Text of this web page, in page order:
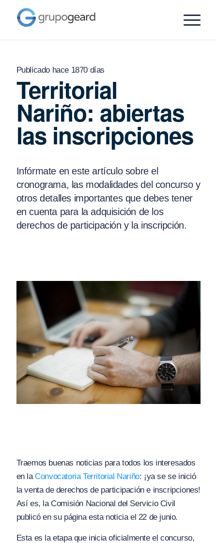
Publicado hace 1870 días
Territorial
Nariño: abiertas
las inscripciones
Infórmate en este artículo sobre el
cronograma, las modalidades del concurso y
otros detalles importantes que debes tener
en cuenta para la adquisición de los
derechos de participación y la inscripción.
Traemos buenas noticias para todos los interesados
en laConvocatoria Territorial Nariño: ¡ya se se inició
la venta de derechos de participación e inscripciones!
Así es, la Comisión Nacional del Servicio Civil
publicó en su página esta noticia el 22 de junio.
Esta es la etapa que inicia oficialmente el concurso,